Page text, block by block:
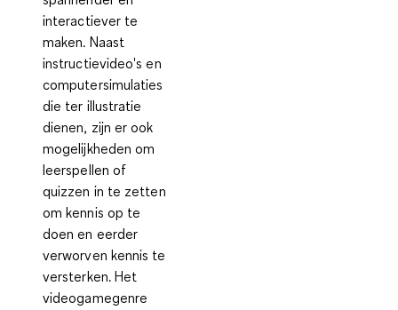
interactiever te
maken. Naast
instructievideo's en
computersimulaties
die ter illustratie
dienen, zijn er ook
mogelijkheden om
leerspellen of
quizzen in te zetten
om kennis op te
doen en eerder
verworven kennis te
versterken. Het
videogamegenre